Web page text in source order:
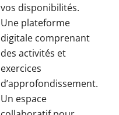
vos disponibilités.
Une plateforme
digitale comprenant
des activités et
exercices
d’approfondissement.
Un espace